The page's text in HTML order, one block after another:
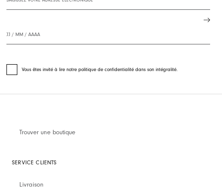
Vous êtes invité à lire notre politique de confidentialité dans son intégralité.
Trouver une boutique
SERVICE CLIENTS
Livraison